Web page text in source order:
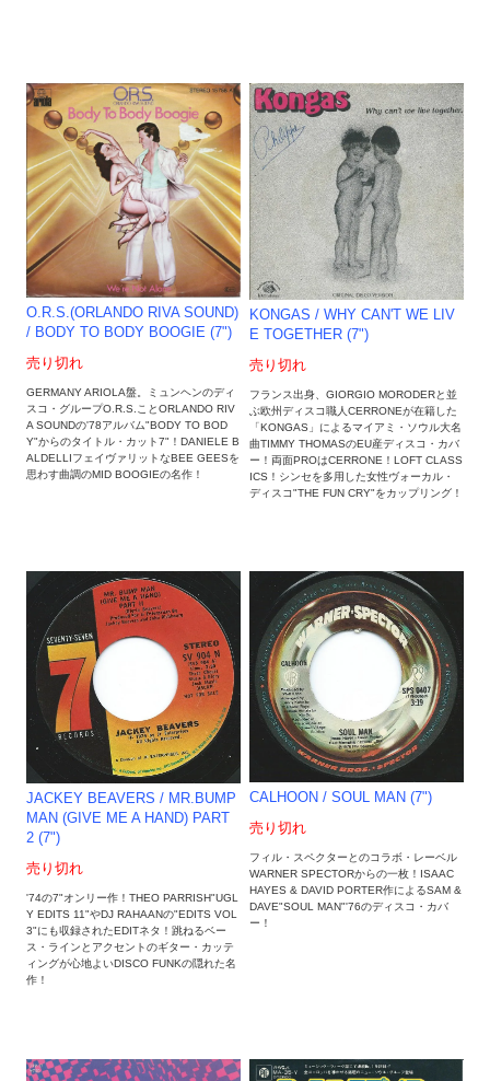
O.R.S.(ORLANDO RIVA SOUND)
/ BODY TO BODY BOOGIE (7")
売り切れ
GERMANY ARIOLA盤。ミュンヘンのディ
スコ・グループO.R.S.ことORLANDO RIV
A SOUNDの'78アルバム"BODY TO BOD
Y"からのタイトル・カット7"！DANIELE B
ALDELLIフェイヴァリットなBEE GEESを
思わす曲調のMID BOOGIEの名作！
KONGAS / WHY CAN'T WE LIV
E TOGETHER (7")
売り切れ
フランス出身、GIORGIO MORODERと並
ぶ欧州ディスコ職人CERRONEが在籍した
「KONGAS」によるマイアミ・ソウル大名
曲TIMMY THOMASのEU産ディスコ・カバ
ー！両面PROはCERRONE！LOFT CLASS
ICS！シンセを多用した女性ヴォーカル・
ディスコ"THE FUN CRY"をカップリング！
JACKEY BEAVERS / MR.BUMP
MAN (GIVE ME A HAND) PART
2 (7")
売り切れ
'74の7"オンリー作！THEO PARRISH"UGL
Y EDITS 11"やDJ RAHAANの"EDITS VOL
3"にも収録されたEDITネタ！跳ねるベー
ス・ラインとアクセントのギター・カッテ
ィングが心地よいDISCO FUNKの隠れた名
作！
CALHOON / SOUL MAN (7")
売り切れ
フィル・スペクターとのコラボ・レーベル
WARNER SPECTORからの一枚！ISAAC
HAYES & DAVID PORTER作によるSAM &
DAVE"SOUL MAN"'76のディスコ・カバ
ー！